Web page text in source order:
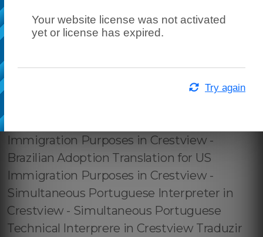
Your website license was not activated
yet or license has expired.
Try again